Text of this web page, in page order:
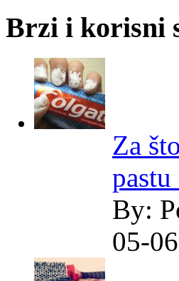
Brzi i korisni
Za
pastu
By:
05-06